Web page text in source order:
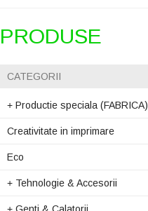
PRODUSE
CATEGORII
+ Productie speciala (FABRICA)
Creativitate in imprimare
Eco
+ Tehnologie & Accesorii